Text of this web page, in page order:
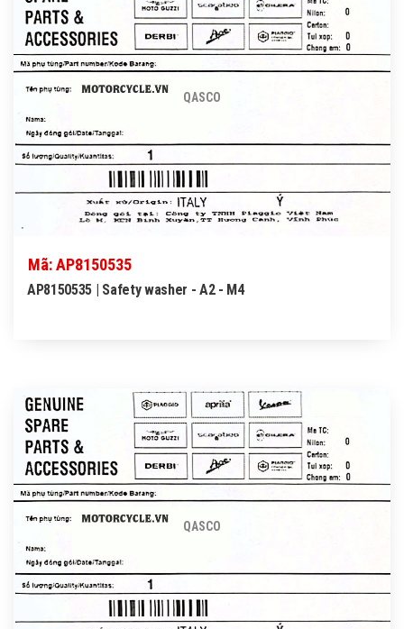
QASCO
Mã: AP8150535
AP8150535 | Safety washer - A2 - M4
QASCO